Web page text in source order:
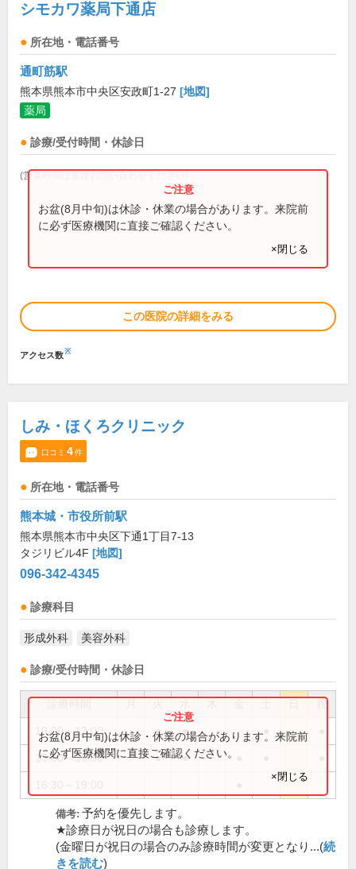
シモカワ薬局下通店
所在地・電話番号
通町筋駅
熊本県熊本市中央区安政町1-27 [地図]
薬局
診療/受付時間・休診日
(営業時間は直接お問い合わせください)
お盆(8月中旬)は休診・休業の場合があります。来院前
に必ず医療機関に直接ご確認ください。
×閉じる
この医院の詳細をみる
アクセス数※
しみ・ほくろクリニック
口コミ 4件
所在地・電話番号
熊本城・市役所前駅
熊本県熊本市中央区下通1丁目7-13
タジリビル4F [地図]
096-342-4345
診療科目
形成外科 美容外科
診療/受付時間・休診日
祝
10:00～12:00 ● ●
13:00～16:30 ● ●
お盆(8月中旬)は休診・休業の場合があります。来院前
に必ず医療機関に直接ご確認ください。
×閉じる
備考: 予約を優先します。
★診療日が祝日の場合も診療します。
(金曜日が祝日の場合のみ診療時間が変更となり...(続
きを読む)